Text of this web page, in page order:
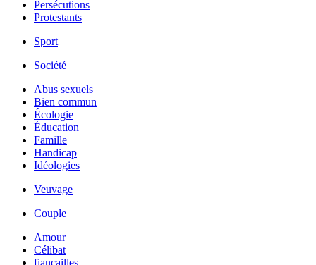
Persécutions
Protestants
Sport
Société
Abus sexuels
Bien commun
Écologie
Éducation
Famille
Handicap
Idéologies
Veuvage
Couple
Amour
Célibat
fiancailles